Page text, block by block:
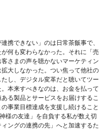
携できない」のは日常茶飯事で、
何も変わらなかった。それに「売
さまの声を聴かないマーケティン
大しなかった。つい焦って他社の
し、デジタル変革だと聴いてツー
本来すべきなのは、お金を払って
る製品とサービスをお届けするこ
事業目標達成を支援し続けること
様の友達」を自負する私が数え切
ングの連携の先」へと加速するた